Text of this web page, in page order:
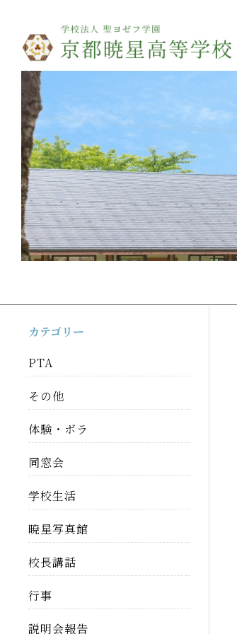
カテゴリー
PTA
その他
体験・ボラ
同窓会
学校生活
暁星写真館
校長講話
行事
説明会報告